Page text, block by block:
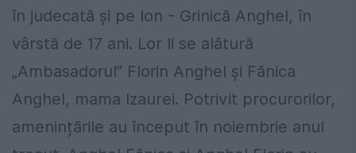
în judecată și pe Ion - Grinică Anghel, în
vârstă de 17 ani. Lor li se alătură
„Ambasadorul” Florin Anghel și Fănica
Anghel, mama Izaurei. Potrivit procurorilor,
amenințările au început în noiembrie anul